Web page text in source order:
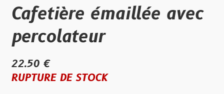
Cafetière émaillée avec
percolateur
22.50 €
RUPTURE DE STOCK